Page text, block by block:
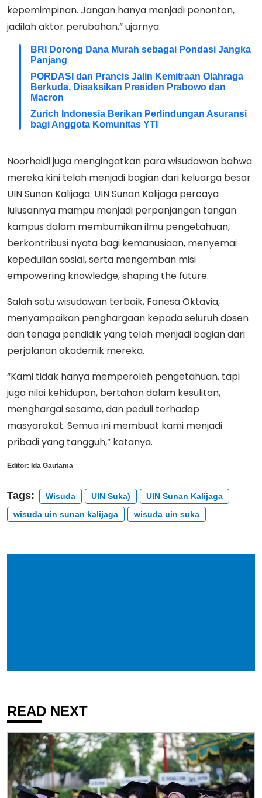
kepemimpinan. Jangan hanya menjadi penonton,
jadilah aktor perubahan,” ujarnya.
BRI Dorong Dana Murah sebagai Pondasi Jangka
Panjang
PORDASI dan Prancis Jalin Kemitraan Olahraga
Berkuda, Disaksikan Presiden Prabowo dan
Macron
Zurich Indonesia Berikan Perlindungan Asuransi
bagi Anggota Komunitas YTI
Noorhaidi juga mengingatkan para wisudawan bahwa
mereka kini telah menjadi bagian dari keluarga besar
UIN Sunan Kalijaga. UIN Sunan Kalijaga percaya
lulusannya mampu menjadi perpanjangan tangan
kampus dalam membumikan ilmu pengetahuan,
berkontribusi nyata bagi kemanusiaan, menyemai
kepedulian sosial, serta mengemban misi
empowering knowledge, shaping the future.
Salah satu wisudawan terbaik, Fanesa Oktavia,
menyampaikan penghargaan kepada seluruh dosen
dan tenaga pendidik yang telah menjadi bagian dari
perjalanan akademik mereka.
“Kami tidak hanya memperoleh pengetahuan, tapi
juga nilai kehidupan, bertahan dalam kesulitan,
menghargai sesama, dan peduli terhadap
masyarakat. Semua ini membuat kami menjadi
pribadi yang tangguh,” katanya.
Editor: Ida Gautama
Tags: Wisuda UIN Suka)
UIN Sunan Kalijaga
wisuda uin sunan kalijaga
wisuda uin suka
READ NEXT